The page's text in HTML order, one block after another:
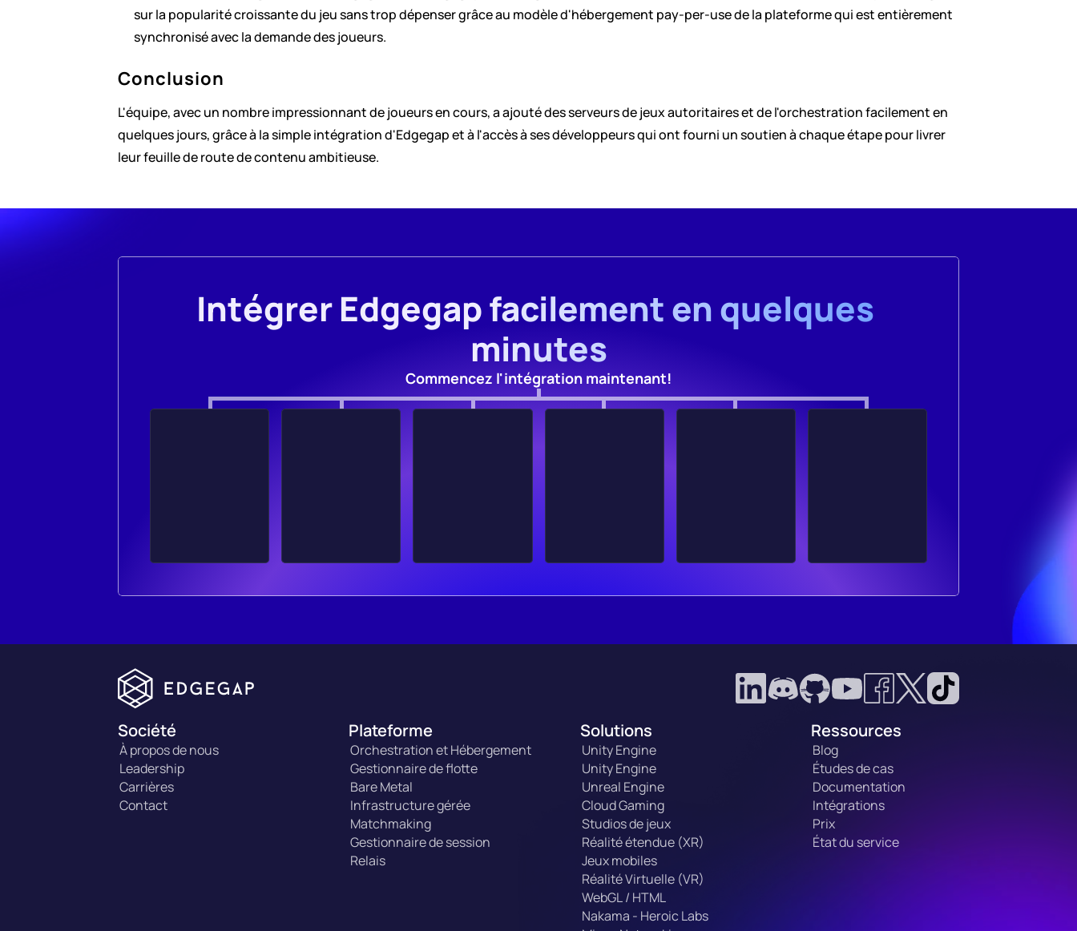
sur la popularité croissante du jeu sans trop dépenser grâce au modèle d'hébergement pay-per-use de la plateforme qui est entièrement
synchronisé avec la demande des joueurs.
Conclusion
L'équipe, avec un nombre impressionnant de joueurs en cours, a ajouté des serveurs de jeux autoritaires et de l'orchestration facilement en
quelques jours, grâce à la simple intégration d'Edgegap et à l'accès à ses développeurs qui ont fourni un soutien à chaque étape pour livrer
leur feuille de route de contenu ambitieuse.
Intégrer Edgegap facilement en quelques
minutes
Commencez l'intégration maintenant!
Société
À propos de nous
Leadership
Carrières
Contact
Plateforme
Orchestration et Hébergement
Gestionnaire de flotte
Bare Metal
Infrastructure gérée
Matchmaking
Gestionnaire de session
Relais
Solutions
Unity Engine
Unity Engine
Unreal Engine
Cloud Gaming
Studios de jeux
Réalité étendue (XR)
Jeux mobiles
Réalité Virtuelle (VR)
WebGL / HTML
Nakama - Heroic Labs
Ressources
Blog
Études de cas
Documentation
Intégrations
Prix
État du service